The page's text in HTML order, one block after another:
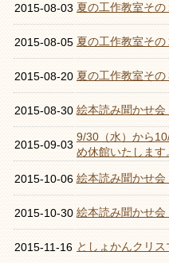
2015-08-03 夏の工作教室その
2015-08-05 夏の工作教室その
2015-08-20 夏の工作教室その
2015-08-30 絵本読み聞かせ会
2015-09-03
9/30（水）から
め休館いたします
2015-10-06 絵本読み聞かせ会
2015-10-30 絵本読み聞かせ会
2015-11-16 としょかんクリス